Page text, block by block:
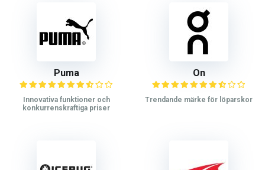
Puma
Innovativa funktioner och
konkurrenskraftiga priser
On
Trendande märke för löparskor